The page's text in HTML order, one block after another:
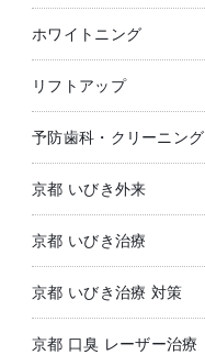
ホワイトニング
リフトアップ
予防歯科・クリーニング
京都 いびき外来
京都 いびき治療
京都 いびき治療 対策
京都 口臭 レーザー治療